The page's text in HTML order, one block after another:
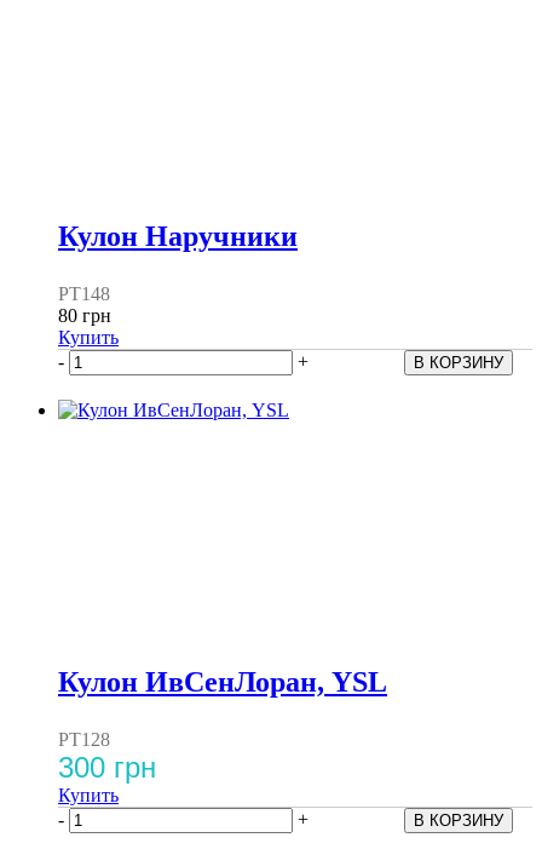
Кулон Наручники
PT148
80 грн
Купить
-
+
Кулон ИвСенЛоран, YSL
PT128
300 грн
Купить
-
+